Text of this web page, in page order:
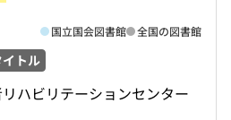
トル
ハビリテーションセンター
国立国会図書館 全国の図書館